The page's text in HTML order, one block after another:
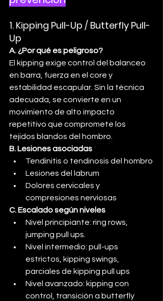
1. Kipping Pull-Up / Butterfly Pull-
Up
A. ¿Por qué es peligroso?
El kipping exige control del balanceo
en barra, fuerza en el core y
estabilidad escapular. Sin la técnica
adecuada, se convierte en un
movimiento de alto impacto
repetitivo que compromete los
tejidos blandos del hombro.
B. Lesiones asociadas
Tendinitis o tendinosis del hombro
Lesiones del labrum
Dolores cervicales y
compresiones nerviosas
C. Escalado según niveles
Nivel principiante: ring rows,
jumping pull ups.
Nivel intermedio: pull-ups
estrictos, kipping swings,
parciales de kipping pull ups
Nivel avanzado: kipping con
control, transición a butterfly